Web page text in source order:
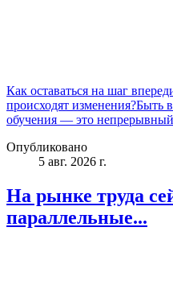
Как оставаться на шаг
происходят изменения?Быть
обучения — это
Опубликовано
5 авг. 2026 г.
На рынке труда
параллельные...